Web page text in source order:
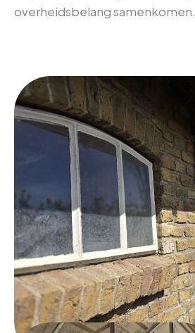
overheidsbelang samenkomen.